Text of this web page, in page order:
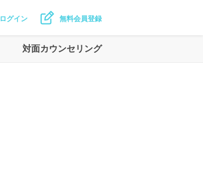
ログイン 無料会員登録
対面カウンセリング